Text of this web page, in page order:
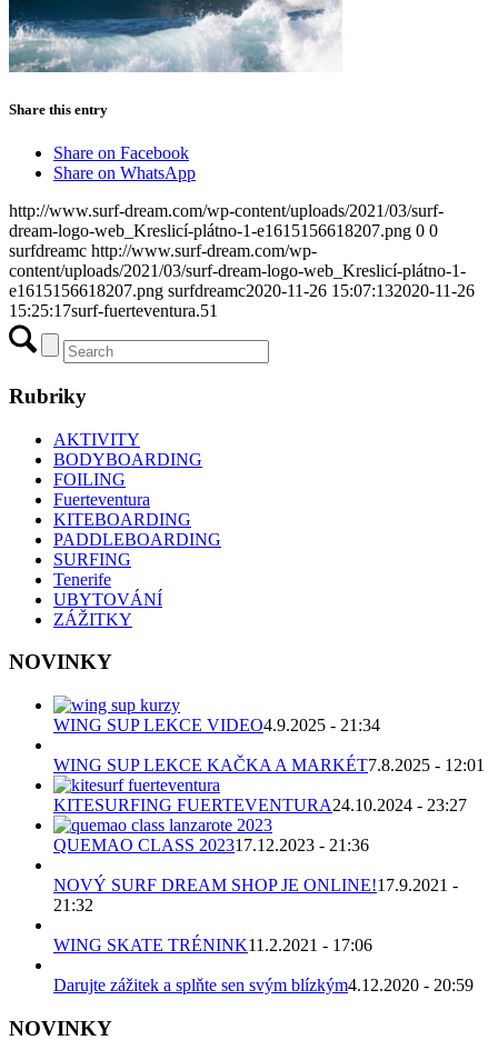
Share this entry
Share on Facebook
Share on WhatsApp
http://www.surf-dream.com/wp-content/uploads/2021/03/surf-
dream-logo-web_Kreslicí-plátno-1-e1615156618207.png 0 0
surfdreamc http://www.surf-dream.com/wp-
content/uploads/2021/03/surf-dream-logo-web_Kreslicí-plátno-1-
e1615156618207.png surfdreamc2020-11-26 15:07:132020-11-26
15:25:17surf-fuerteventura.51
Rubriky
AKTIVITY
BODYBOARDING
FOILING
Fuerteventura
KITEBOARDING
PADDLEBOARDING
SURFING
Tenerife
UBYTOVÁNÍ
ZÁŽITKY
NOVINKY
WING SUP LEKCE VIDEO4.9.2025 - 21:34
WING SUP LEKCE KAČKA A MARKÉT7.8.2025 - 12:01
KITESURFING FUERTEVENTURA24.10.2024 - 23:27
QUEMAO CLASS 202317.12.2023 - 21:36
NOVÝ SURF DREAM SHOP JE ONLINE!17.9.2021 -
21:32
WING SKATE TRÉNINK11.2.2021 - 17:06
Darujte zážitek a splňte sen svým blízkým4.12.2020 - 20:59
NOVINKY